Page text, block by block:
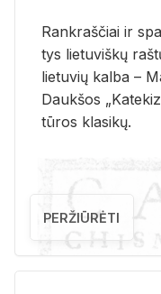
Rank­raš­čiai ir
tys lie­tu­viš­kų
lie­tu­vių kal­ba –
Dauk­šos
tū­ros kla­si­kų.
PERŽIŪRĖTI